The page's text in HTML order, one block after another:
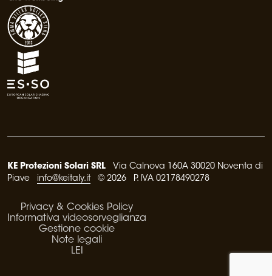
KE Protezioni Solari SRL Via Calnova 160A 30020 Noventa di
Piave info@keitaly.it© 2026 P. IVA 02178490278
Privacy & Cookies Policy
Informativa videosorveglianza
Gestione cookie
Note legali
LEI